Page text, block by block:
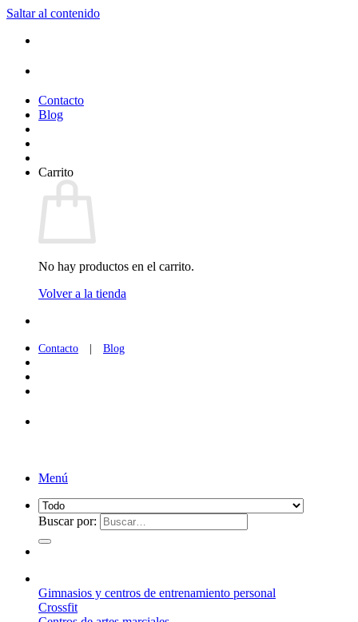
Saltar al contenido
Contacto
Blog
Carrito
No hay productos en el carrito.
Volver a la tienda
Contacto Blog
Menú
Buscar por:
Gimnasios y centros de entrenamiento personal
Crossfit